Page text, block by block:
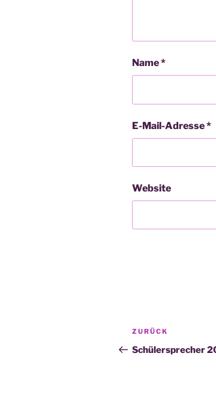
Name*
E-Mail-Adresse*
Website
Vorheriger
Beitrag
ZURÜCK
Schülersprecher